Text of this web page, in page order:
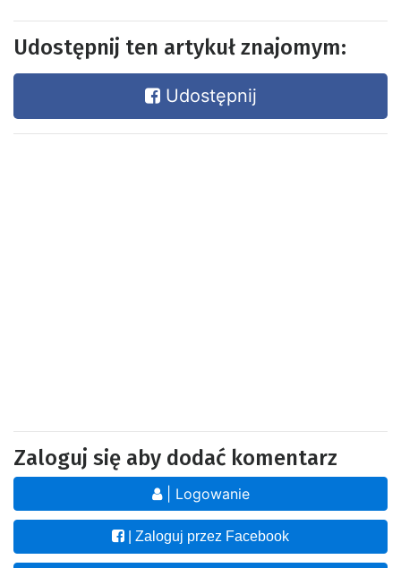
Udostępnij ten artykuł znajomym:
Udostępnij
Zaloguj się aby dodać komentarz
| Logowanie
| Zaloguj przez Facebook